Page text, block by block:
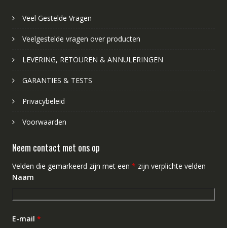
Veel Gestelde Vragen
Veelgestelde vragen over producten
LEVERING, RETOUREN & ANNULERINGEN
GARANTIES & TESTS
Privacybeleid
Voorwaarden
Neem contact met ons op
Velden die gemarkeerd zijn met een * zijn verplichte velden
Naam
E-mail *